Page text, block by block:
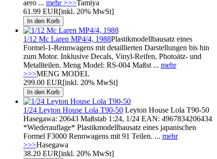
aero ... mehr >>>Tamiya
61.99 EUR[inkl. 20% MwSt]
1/12 Mc Laren MP4/4, 1988Plastikmodellbausatz eines
Formel-1-Rennwagens mit detaillierten Darstellungen bis hin
zum Motor. Inklusive Decals, Vinyl-Reifen, Photoätz- und
Metallteilen. Meng Model: RS-004 Maßst ... mehr
>>>MENG MODEL
299.00 EUR[inkl. 20% MwSt]
1/24 Leyton House Lola T90-50 Leyton House Lola T90-50
Hasegawa: 20643 Maßstab 1:24, 1/24 EAN: 4967834206434
*Wiederauflage* Plastikmodellbausatz eines japanischen
Formel F3000 Rennwagens mit 91 Teilen. ... mehr
>>>Hasegawa
38.20 EUR[inkl. 20% MwSt]